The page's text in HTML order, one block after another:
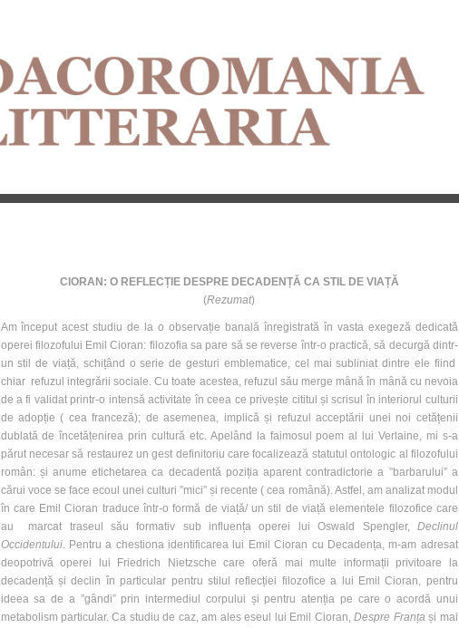
CIORAN: O REFLECȚIE DESPRE DECADENȚĂ CA STIL DE VIAȚĂ
(Rezumat)
Am început acest studiu de la o observație banală înregistrată în vasta exegeză dedicată
operei filozofului Emil Cioran: filozofia sa pare să se reverse într-o practică, să decurgă dintr-
un stil de viață, schițând o serie de gesturi emblematice, cel mai subliniat dintre ele fiind
chiar refuzul integrării sociale. Cu toate acestea, refuzul său merge mână în mână cu nevoia
de a fi validat printr-o intensă activitate în ceea ce privește cititul și scrisul în interiorul culturii
de adopție ( cea franceză); de asemenea, implică și refuzul acceptării unei noi cetățenii
dublată de încetățenirea prin cultură etc. Apelând la faimosul poem al lui Verlaine, mi s-a
părut necesar să restaurez un gest definitoriu care focalizează statutul ontologic al filozofului
român: și anume etichetarea ca decadentă poziția aparent contradictorie a ”barbarului” a
cărui voce se face ecoul unei culturi ”mici” și recente ( cea română). Astfel, am analizat modul
în care Emil Cioran traduce într-o formă de viață/ un stil de viață elementele filozofice care
au marcat traseul său formativ sub influența operei lui Oswald Spengler, Declinul
Occidentului. Pentru a chestiona identificarea lui Emil Cioran cu Decadența, m-am adresat
deopotrivă operei lui Friedrich Nietzsche care oferă mai multe informații privitoare la
decadență și declin în particular pentru stilul reflecției filozofice a lui Emil Cioran, pentru
ideea sa de a ”gândi” prin intermediul corpului și pentru atenția pe care o acordă unui
metabolism particular. Ca studiu de caz, am ales eseul lui Emil Cioran,Despre Franțași mai